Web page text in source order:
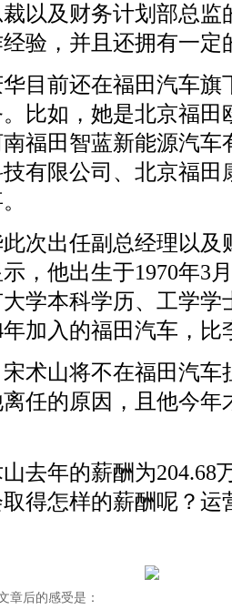
以及财务计划部总监
验，并且还拥有一定
目前还在福田汽车
比如，她是北京福田
福田智蓝新能源汽车
有限公司、北京福田
次出任副总经理以及
，他出生于1970年3
学本科学历、工学学
加入的福田汽车，比
术山将不在福田汽
任的原因，且他今年
去年的薪酬为204.68
得怎样的薪酬呢？运
章后的感受是：